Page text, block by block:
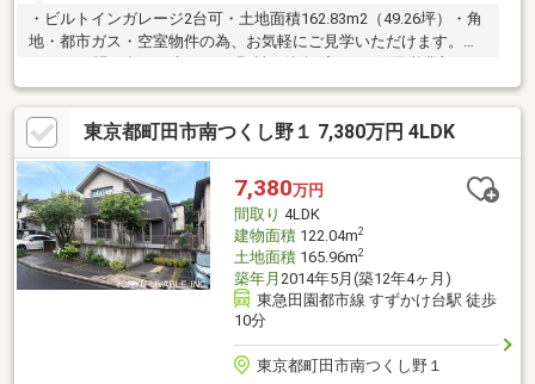
・ビルトインガレージ2台可・土地面積162.83m2（49.26坪）・角
地・都市ガス・空室物件の為、お気軽にご見学いただけます。
TEL： 0120-936-543 ご見学をご希望の際は、お気軽にご希望のお
時間をお知らせ下さい。 ご連絡を心よりお待ちしております。
東京都町田市南つくし野１ 7,380万円 4LDK
7,380万円
間取り 4LDK
建物面積122.04m2
土地面積165.96m2
築年月 2014年5月(築12年4ヶ月)
東急田園都市線 すずかけ台駅 徒歩
10分
東京都町田市南つくし野１